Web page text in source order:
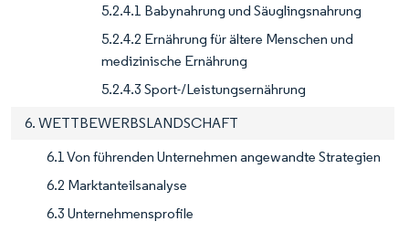
5.2.4.1 Babynahrung und Säuglingsnahrung
5.2.4.2 Ernährung für ältere Menschen und
medizinische Ernährung
5.2.4.3 Sport-/Leistungsernährung
6. WETTBEWERBSLANDSCHAFT
6.1 Von führenden Unternehmen angewandte Strategien
6.2 Marktanteilsanalyse
6.3 Unternehmensprofile